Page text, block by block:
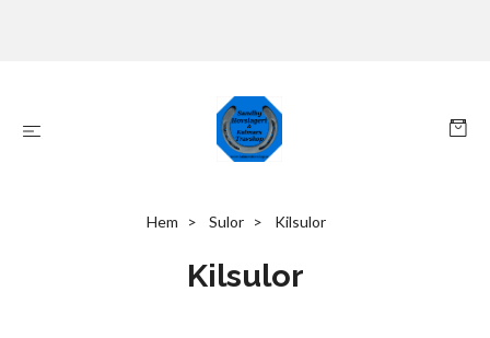
Hem Sulor Kilsulor
Kilsulor